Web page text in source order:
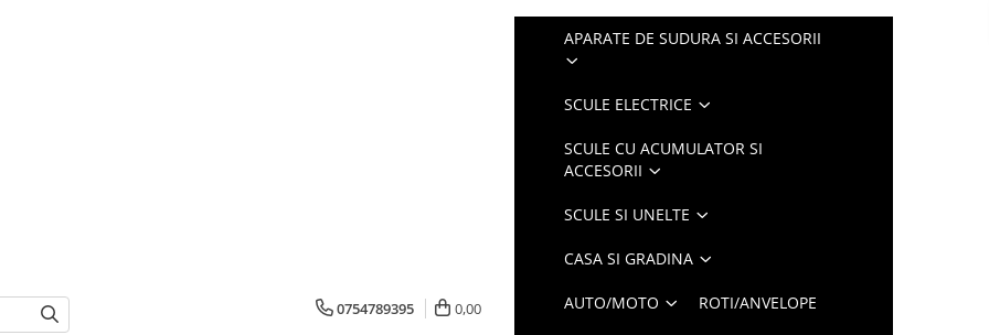
0754789395 0,00
APARATE DE SUDURA SI ACCESORII
SCULE ELECTRICE
SCULE CU ACUMULATOR SI
ACCESORII
SCULE SI UNELTE
CASA SI GRADINA
AUTO/MOTO ROTI/ANVELOPE